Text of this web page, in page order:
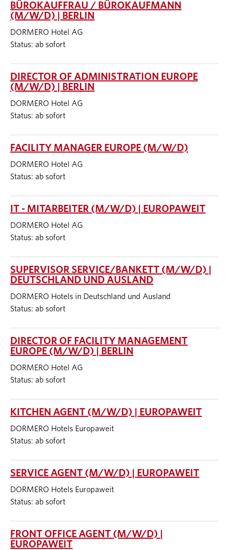
BÜROKAUFFRAU / BÜROKAUFMANN
(M/W/D) | BERLIN
DORMERO Hotel AG
Status: ab sofort
DIRECTOR OF ADMINISTRATION EUROPE
(M/W/D) | BERLIN
DORMERO Hotel AG
Status: ab sofort
FACILITY MANAGER EUROPE (M/W/D)
DORMERO Hotel AG
Status: ab sofort
IT - MITARBEITER (M/W/D) | EUROPAWEIT
DORMERO Hotel AG
Status: ab sofort
SUPERVISOR SERVICE/BANKETT (M/W/D) |
DEUTSCHLAND UND AUSLAND
DORMERO Hotels in Deutschland und Ausland
Status: ab sofort
DIRECTOR OF FACILITY MANAGEMENT
EUROPE (M/W/D) | BERLIN
DORMERO Hotel AG
Status: ab sofort
KITCHEN AGENT (M/W/D) | EUROPAWEIT
DORMERO Hotels Europaweit
Status: ab sofort
SERVICE AGENT (M/W/D) | EUROPAWEIT
DORMERO Hotels Europaweit
Status: ab sofort
FRONT OFFICE AGENT (M/W/D) |
EUROPAWEIT